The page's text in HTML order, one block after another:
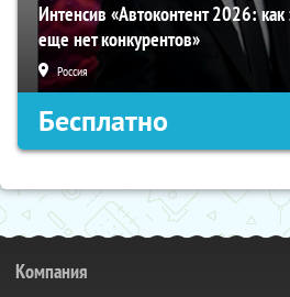
Интенсив «Автоконтент 2026: как
еще нет конкурентов»
Россия
Бесплатно
Компания